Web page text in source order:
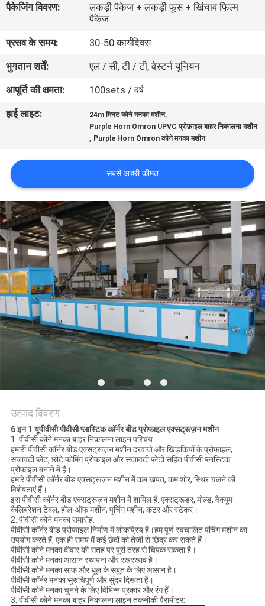
गुणवत्ता
नियंत्रण
संपर्क
करें
का
अनुरोध
करें
साइटमैप
PRIVACY
POLICY
पैकेजिंग विवरण:
लकड़ी पैकेज + लकड़ी फूस + खिंचाव फिल्म
पैकेज
प्रसव के समय:
30-50 कार्यदिवस
भुगतान शर्तें:
एल / सी, टी / टी, वेस्टर्न यूनियन
आपूर्ति की क्षमता:
100sets / वर्ष
हाई लाइट:
24m मिनट कोने मनका मशीन,
Purple Horn Omron UPVC प्रोफ़ाइल बाहर निकालना मशीन
, Purple Horn Omron कोने मनका मशीन
सबसे अच्छी कीमत
उत्पाद विवरण
6 इन 1 यूपीवीसी पीवीसी प्लास्टिक कॉर्नर बीड प्रोफाइल एक्सट्रूज़न मशीन
1. पीवीसी कोने मनका बाहर निकालना लाइन परिचय:
हमारी पीवीसी कॉर्नर बीड एक्सट्रूज़न मशीन दरवाजे और खिड़कियों के प्रोफाइल,
सजावटी प्लेट, छोटे फोमिंग प्रोफाइल और सजावटी प्लेटों सहित पीवीसी प्लास्टिक
प्रोफाइल बनाने में है।
हमारे पीवीसी कॉर्नर बीड एक्सट्रूज़न मशीन में कम खपत, कम शोर, स्थिर चलने की
विशेषताएं हैं।
इस पीवीसी कॉर्नर बीड एक्सट्रूज़न मशीन में शामिल हैं: एक्सट्रूडर, मोल्ड, वैक्यूम
कैलिब्रेशन टेबल, हॉल-ऑफ मशीन, पुचिंग मशीन, कटर और स्टेकर।
2. पीवीसी कोने मनका समारोह:
पीवीसी कॉर्नर बीड प्रोफाइल निर्माण में लोकप्रिय है।हम पूर्ण स्वचालित पंचिंग मशीन का
उपयोग करते हैं, एक ही समय में कई छेदों को तेजी से छिद्र कर सकते हैं।
पीवीसी कोने मनका दीवार की सतह पर पूरी तरह से चिपक सकता है।
पीवीसी कोने मनका आसान स्थापना और रखरखाव है।
पीवीसी कोने मनका साफ और धूल के सबूत के लिए आसान है।
पीवीसी कॉर्नर मनका सुरुचिपूर्ण और सुंदर दिखता है।
पीवीसी कोने मनका चुनने के लिए विभिन्न प्रकार और रंग हैं।
3. पीवीसी कोने मनका बाहर निकालना लाइन तकनीकी पैरामीटर: